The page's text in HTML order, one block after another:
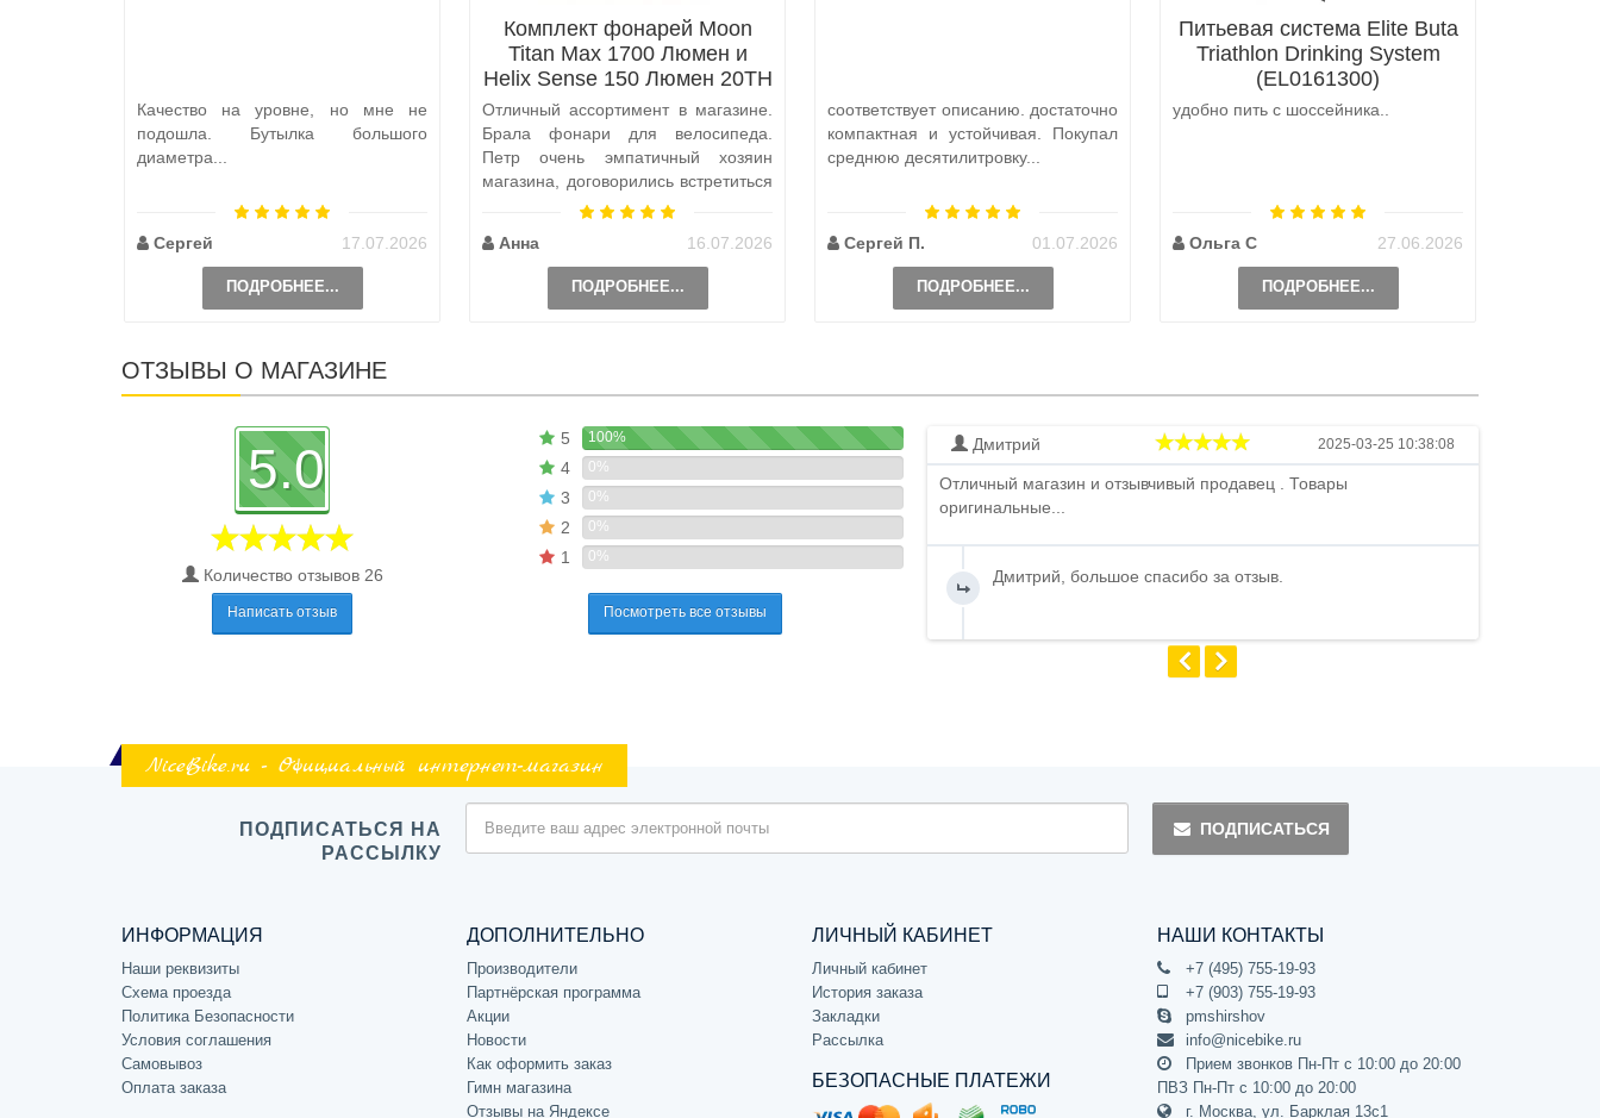
Качество на уровне, но мне не
подошла. Бутылка большого
диаметра...
Сергей 17.07.2026
ПОДРОБНЕЕ...
Комплект фонарей Moon
Titan Max 1700 Люмен и
Helix Sense 150 Люмен 20TH
Anniversary Edition
Отличный ассортимент в магазине.
Брала фонари для велосипеда.
Петр очень эмпатичный хозяин
магазина, договорились встретиться
по пути, чтобы передать ..
Анна
16.07.2026
ПОДРОБНЕЕ...
соответствует описанию. достаточно
компактная и устойчивая. Покупал
среднюю десятилитровку...
Сергей П. 01.07.2026
ПОДРОБНЕЕ...
Питьевая система Elite Buta
Triathlon Drinking System
(EL0161300)
удобно пить с шоссейника..
Ольга С 27.06.2026
ПОДРОБНЕЕ...
ОТЗЫВЫ О МАГАЗИНЕ
5.0
Количество отзывов 26
Написать отзыв
5 100%
4 0%
3 0%
2 0%
1 0%
Посмотреть все отзывы
Дмитрий 2025-03-25 10:38:08
Отличный магазин и отзывчивый продавец . Товары
оригинальные...
Дмитрий, большое спасибо за отзыв.
NiceBike.ru - Официальный интернет-магазин
ПОДПИСАТЬСЯ НА
РАССЫЛКУ
ПОДПИСАТЬСЯ
ИНФОРМАЦИЯ
Наши реквизиты
Схема проезда
Политика Безопасности
Условия соглашения
Самовывоз
Оплата заказа
ДОПОЛНИТЕЛЬНО
Производители
Партнёрская программа
Акции
Новости
Как оформить заказ
Гимн магазина
Отзывы на Яндексе
ЛИЧНЫЙ КАБИНЕТ
Личный кабинет
История заказа
Закладки
Рассылка
БЕЗОПАСНЫЕ ПЛАТЕЖИ
НАШИ КОНТАКТЫ
+7 (495) 755-19-93
+7 (903) 755-19-93
pmshirshov
info@nicebike.ru
Прием звонков Пн-Пт с 10:00 до 20:00
ПВЗ Пн-Пт с 10:00 до 20:00
г. Москва, ул. Барклая 13с1